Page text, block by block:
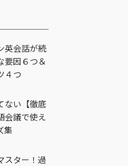
英会話が続
要因６つ＆
４つ
ない【徹底
会議で使え
集
スター！過